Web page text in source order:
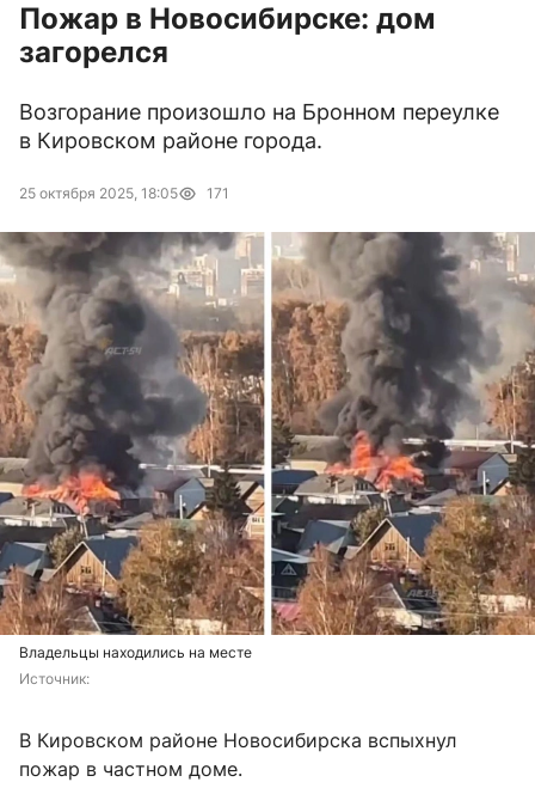
Пожар в Новосибирске: дом
загорелся
Возгорание произошло на Бронном переулке
в Кировском районе города.
25 октября 2025, 18:05 171
Владельцы находились на месте
Источник:
В Кировском районе Новосибирска вспыхнул
пожар в частном доме.